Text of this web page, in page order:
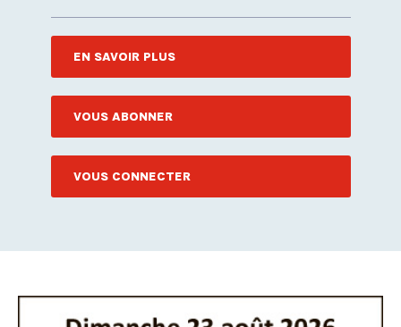
EN SAVOIR PLUS
VOUS ABONNER
VOUS CONNECTER